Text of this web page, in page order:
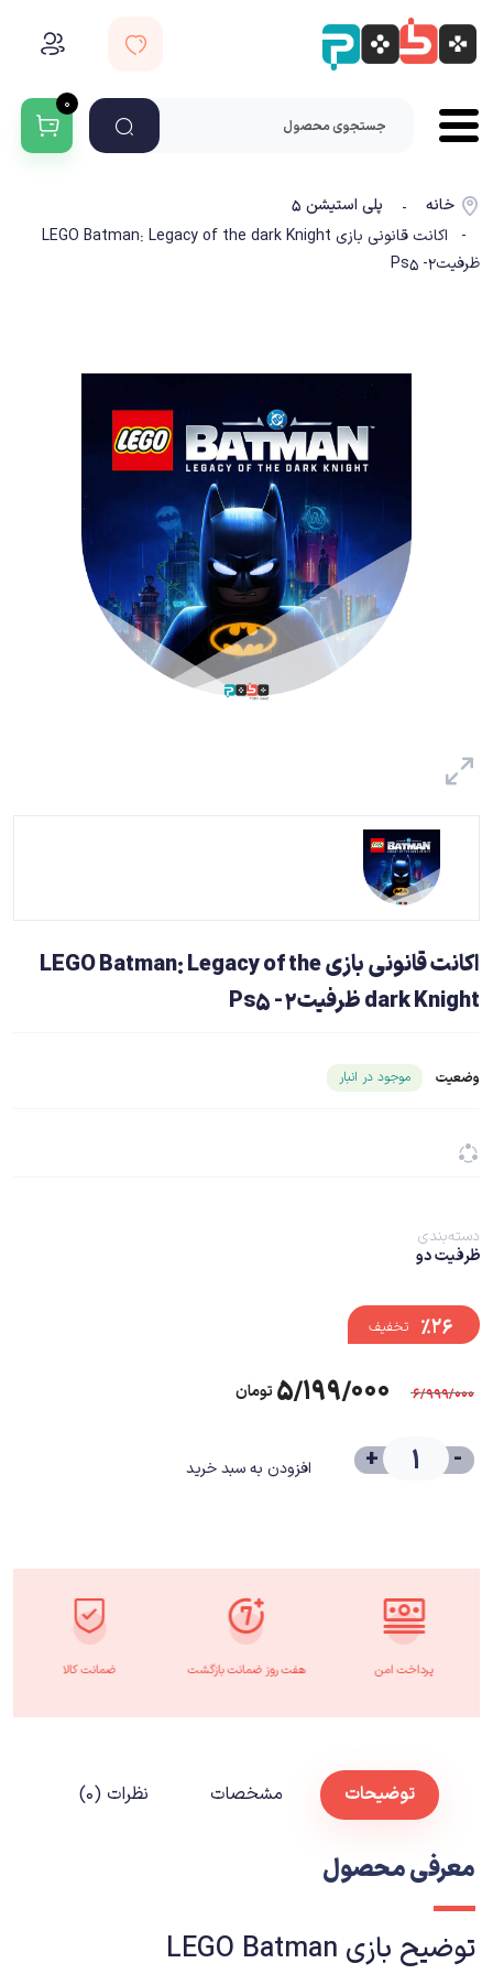
۰
خانه -
پلی استیشن ۵
- اکانت قانونی بازی LEGO Batman: Legacy of the dark Knight
ظرفیت2- Ps5
اکانت قانونی بازی LEGO Batman: Legacy of the
dark Knight ظرفیت2- Ps5
وضعیت موجود در انبارشناسه محصول ۲۶۷۷۰
دسته‌بندی
ظرفیت دو
%۲۶ تخفیف
۶/۹۹۹/۰۰۰ ۵/۱۹۹/۰۰۰ تومان
-
+ افزودن به سبد خرید
پرداخت امن هفت روز ضمانت بازگشت ضمانت کالا
توضیحات مشخصات نظرات (۰)
معرفی محصول
توضیح بازی LEGO Batman